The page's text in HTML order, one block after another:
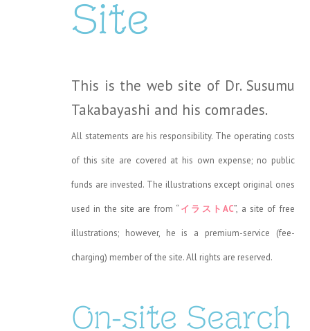
Site
This is the web site of Dr. Susumu
Takabayashi and his comrades.
All statements are his responsibility. The operating costs
of this site are covered at his own expense; no public
funds are invested. The illustrations except original ones
used in the site are from “イラストAC”, a site of free
illustrations; however, he is a premium-service (fee-
charging) member of the site. All rights are reserved.
On-site Search